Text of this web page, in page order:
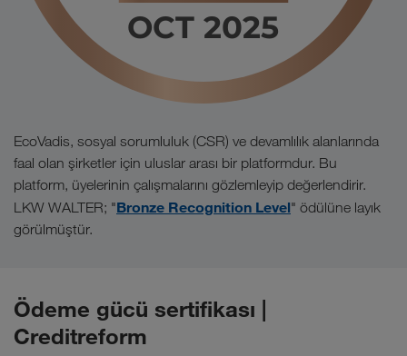
EcoVadis, sosyal sorumluluk (CSR) ve devamlılık alanlarında
faal olan şirketler için uluslar arası bir platformdur. Bu
platform, üyelerinin çalışmalarını gözlemleyip değerlendirir.
LKW WALTER; "Bronze Recognition Level" ödülüne layık
görülmüştür.
Ödeme gücü sertifikası |
Creditreform